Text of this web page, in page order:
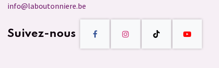
info@laboutonniere.be
Suivez-nous